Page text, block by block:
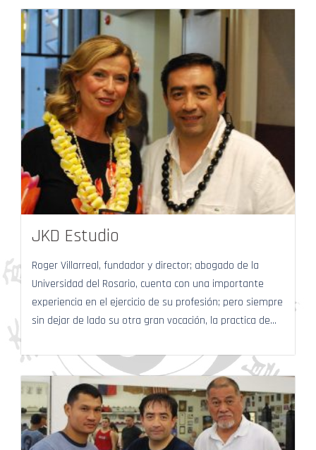
JKD Estudio
Roger Villarreal, fundador y director; abogado de la
Universidad del Rosario, cuenta con una importante
experiencia en el ejercicio de su profesión; pero siempre
sin dejar de lado su otra gran vocación, la practica de...